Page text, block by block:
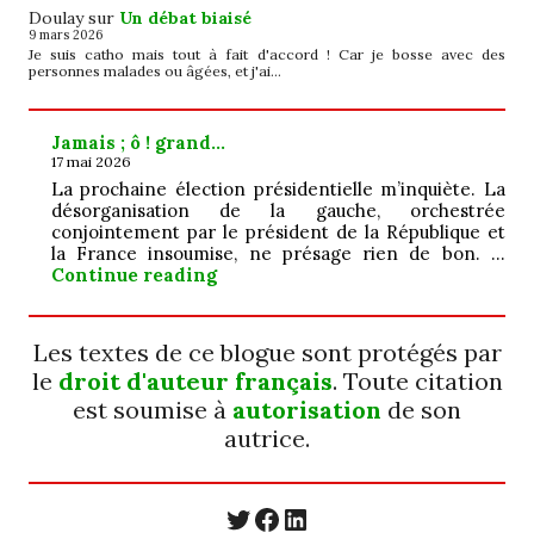
Doulaysur Un débat biaisé
9 mars 2026
Je suis catho mais tout à fait d'accord ! Car je bosse avec des
personnes malades ou âgées, et j'ai…
Jamais ; ô ! grand…
17 mai 2026
La prochaine élection présidentielle m’inquiète. La
désorganisation de la gauche, orchestrée
conjointement par le président de la République et
la France insoumise, ne présage rien de bon. …
Continue readingJamais ; ô ! grand…
Les textes de ce blogue sont protégés par
le droit d'auteur français. Toute citation
est soumise à autorisation de son
autrice.
https://twitter.com/
https://
https://www.linkedin.com/in/cecyle-jung-cyjung/